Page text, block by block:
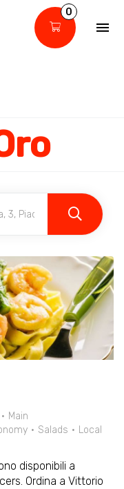
0
Main
Salads
Local
disponibili a
Ordina a Vittorio